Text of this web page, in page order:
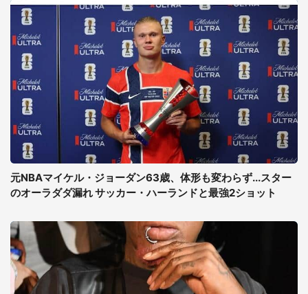
元NBAマイケル・ジョーダン63歳、体形も変わらず...スター
のオーラダダ漏れ サッカー・ハーランドと最強2ショット